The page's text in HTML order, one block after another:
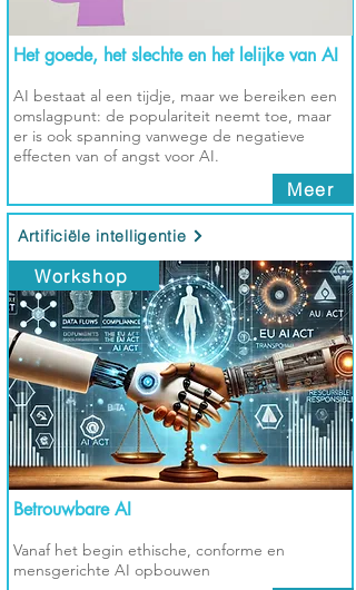
Het goede, het slechte en het lelijke van AI
AI bestaat al een tijdje, maar we bereiken een
omslagpunt: de populariteit neemt toe, maar
er is ook spanning vanwege de negatieve
effecten van of angst voor AI.
Meer
Artificiële intelligentie
Workshop
Betrouwbare AI
Vanaf het begin ethische, conforme en
mensgerichte AI opbouwen